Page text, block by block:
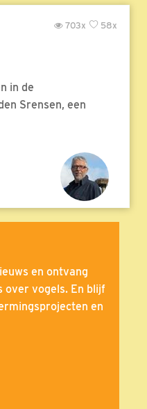
58x
703x
in de
Srensen, een
en ontvang
over vogels. En blijf
en